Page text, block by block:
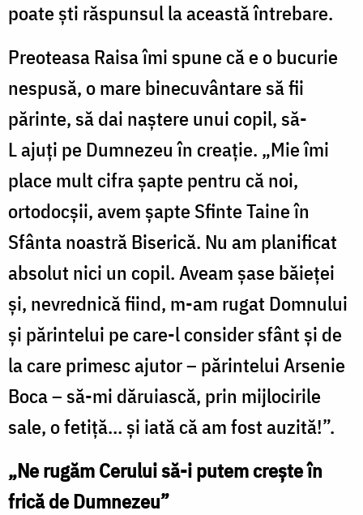
poate ști răspunsul la această întrebare.
Preoteasa Raisa îmi spune că e o bucurie
nespusă, o mare binecuvântare să fii
părinte, să dai naștere unui copil, să-
L ajuți pe Dumnezeu în creație. „Mie îmi
place mult cifra șapte pentru că noi,
ortodocșii, avem șapte Sfinte Taine în
Sfânta noastră Biserică. Nu am planificat
absolut nici un copil. Aveam șase băieței
și, nevrednică fiind, m-am rugat Domnului
și părintelui pe care-l consider sfânt și de
la care primesc ajutor – părintelui Arsenie
Boca – să-mi dăruiască, prin mijlocirile
sale, o fetiță… și iată că am fost auzită!”.
„Ne rugăm Cerului să-i putem crește în
frică de Dumnezeu”